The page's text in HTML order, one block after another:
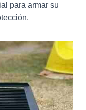
para armar su